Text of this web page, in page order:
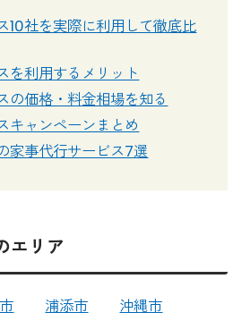
10社を実際に利用して徹底比
を利用するメリット
の価格・料金相場を知る
キャンペーンまとめ
家事代行サービス7選
エリア
浦添市 沖縄市